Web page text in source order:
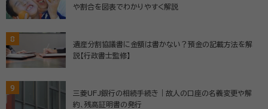
や割合を図表でわかりやすく解説
8
遺産分割協議書に金額は書かない？預金の記載方法を解
説【行政書士監修】
9
三菱UFJ銀行の相続手続き｜故人の口座の名義変更や解
約、残高証明書の発行